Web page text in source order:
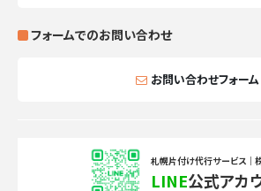
フォームでのお問い合わせ
お問い合わせフォーム
札幌片付け代行サービス｜
LINE公式アカ